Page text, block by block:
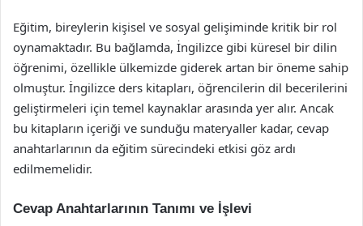
Eğitim, bireylerin kişisel ve sosyal gelişiminde kritik bir rol
oynamaktadır. Bu bağlamda, İngilizce gibi küresel bir dilin
öğrenimi, özellikle ülkemizde giderek artan bir öneme sahip
olmuştur. İngilizce ders kitapları, öğrencilerin dil becerilerini
geliştirmeleri için temel kaynaklar arasında yer alır. Ancak
bu kitapların içeriği ve sunduğu materyaller kadar, cevap
anahtarlarının da eğitim sürecindeki etkisi göz ardı
edilmemelidir.
Cevap Anahtarlarının Tanımı ve İşlevi